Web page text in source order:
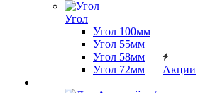
Угол
Угол 100мм
Угол 55мм
Угол 58мм
Угол 72мм
Акции